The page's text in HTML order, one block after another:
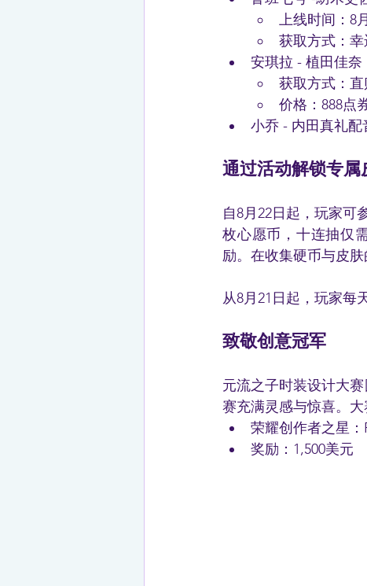
上线时间：8
获取方式：
安琪拉 - 植田佳奈
获取方式：
价格：888点
小乔 - 内田真礼配
通过活动解锁专
自8月22日起，玩家可
枚心愿币，十连抽仅
励。在收集硬币与皮
从8月21日起，玩家每
致敬创意冠军
元流之子时装设计大
赛充满灵感与惊喜。大
荣耀创作者之星
奖励：1,500美元